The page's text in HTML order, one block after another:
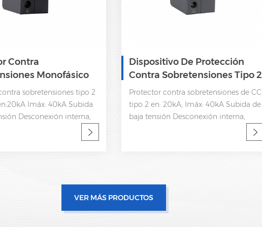
Contra
Monofásico
Spd 350V
sobretensiones tipo 2
Imáx: 40kA Subida
Desconexión interna,
Dispositivo De Protección
Contra Sobretensiones Tipo 2
DC SPD JLSP-DC225/40
Protector contra sobretensiones de CC
tipo 2 en: 20kA; Imáx: 40kA Subida de
baja tensión Desconexión interna,
remota CEI 61643-11 Fábrica de SPD,
VER MÁS PRODUCTOS